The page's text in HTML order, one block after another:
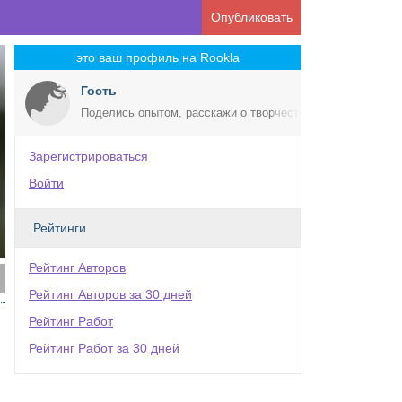
Опубликовать
это ваш профиль на Rookla
Гость
Поделись опытом, расскажи о творчестве!
Зарегистрироваться
Войти
Рейтинги
Рейтинг Авторов
Рейтинг Авторов за 30 дней
Рейтинг Работ
Рейтинг Работ за 30 дней